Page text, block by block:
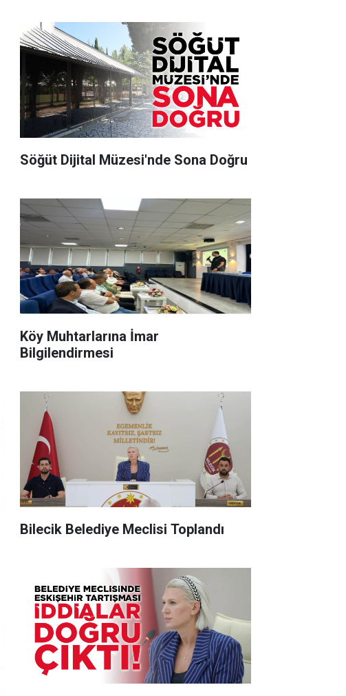
Söğüt Dijital Müzesi'nde Sona Doğru
Köy Muhtarlarına İmar
Bilgilendirmesi
Bilecik Belediye Meclisi Toplandı